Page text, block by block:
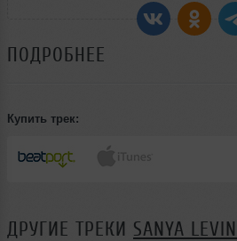
ПОДРОБНЕЕ
Купить трек:
ДРУГИЕ ТРЕКИ SANYA